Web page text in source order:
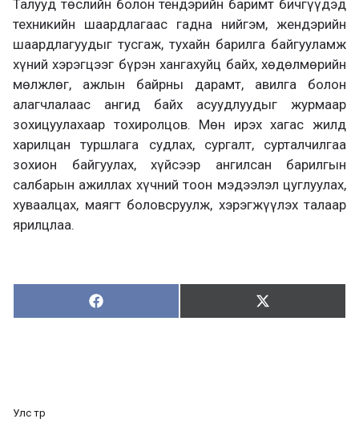
Талууд төслийн болон тендэрийн баримт бичгүүдэд
техникийн шаардлагаас гадна нийгэм, жендэрийн
шаардлагуудыг тусгаж, тухайн барилга байгууламж
хүний хэрэгцээг бүрэн хангахуйц байх, хөдөлмөрийн
мөлжлөг, ажлын байрны дарамт, авилга болон
алагчлалаас ангид байх асуудлуудыг журмаар
зохицуулахаар тохиролцов. Мөн ирэх хагас жилд
харилцан туршлага судлах, сургалт, сурталчилгаа
зохион байгуулах, хүйсээр ангилсан барилгын
салбарын ажиллах хүчний тоон мэдээлэл цуглуулах,
хуваалцах, маягт боловсруулж, хэрэгжүүлэх талаар
ярилцлаа.
Хуваалцах:
Х
у
Түгээх:
Т
ү
Улс төр